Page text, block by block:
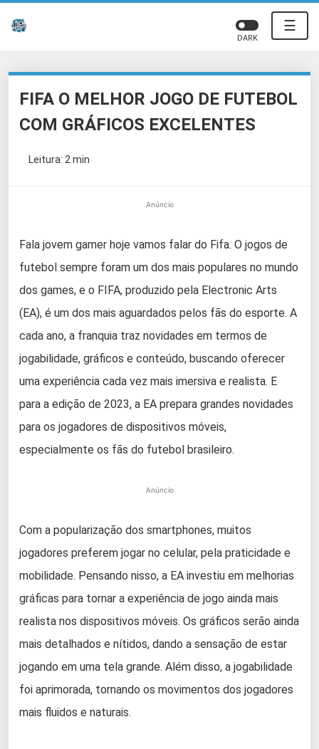
☰
DARK
FIFA O MELHOR JOGO DE FUTEBOL
COM GRÁFICOS EXCELENTES
Leitura: 2 min
Anúncio
Fala jovem gamer hoje vamos falar do Fifa. O jogos de
futebol sempre foram um dos mais populares no mundo
dos games, e o FIFA, produzido pela Electronic Arts
(EA), é um dos mais aguardados pelos fãs do esporte. A
cada ano, a franquia traz novidades em termos de
jogabilidade, gráficos e conteúdo, buscando oferecer
uma experiência cada vez mais imersiva e realista. E
para a edição de 2023, a EA prepara grandes novidades
para os jogadores de dispositivos móveis,
especialmente os fãs do futebol brasileiro.
Anúncio
Com a popularização dos smartphones, muitos
jogadores preferem jogar no celular, pela praticidade e
mobilidade. Pensando nisso, a EA investiu em melhorias
gráficas para tornar a experiência de jogo ainda mais
realista nos dispositivos móveis. Os gráficos serão ainda
mais detalhados e nítidos, dando a sensação de estar
jogando em uma tela grande. Além disso, a jogabilidade
foi aprimorada, tornando os movimentos dos jogadores
mais fluidos e naturais.